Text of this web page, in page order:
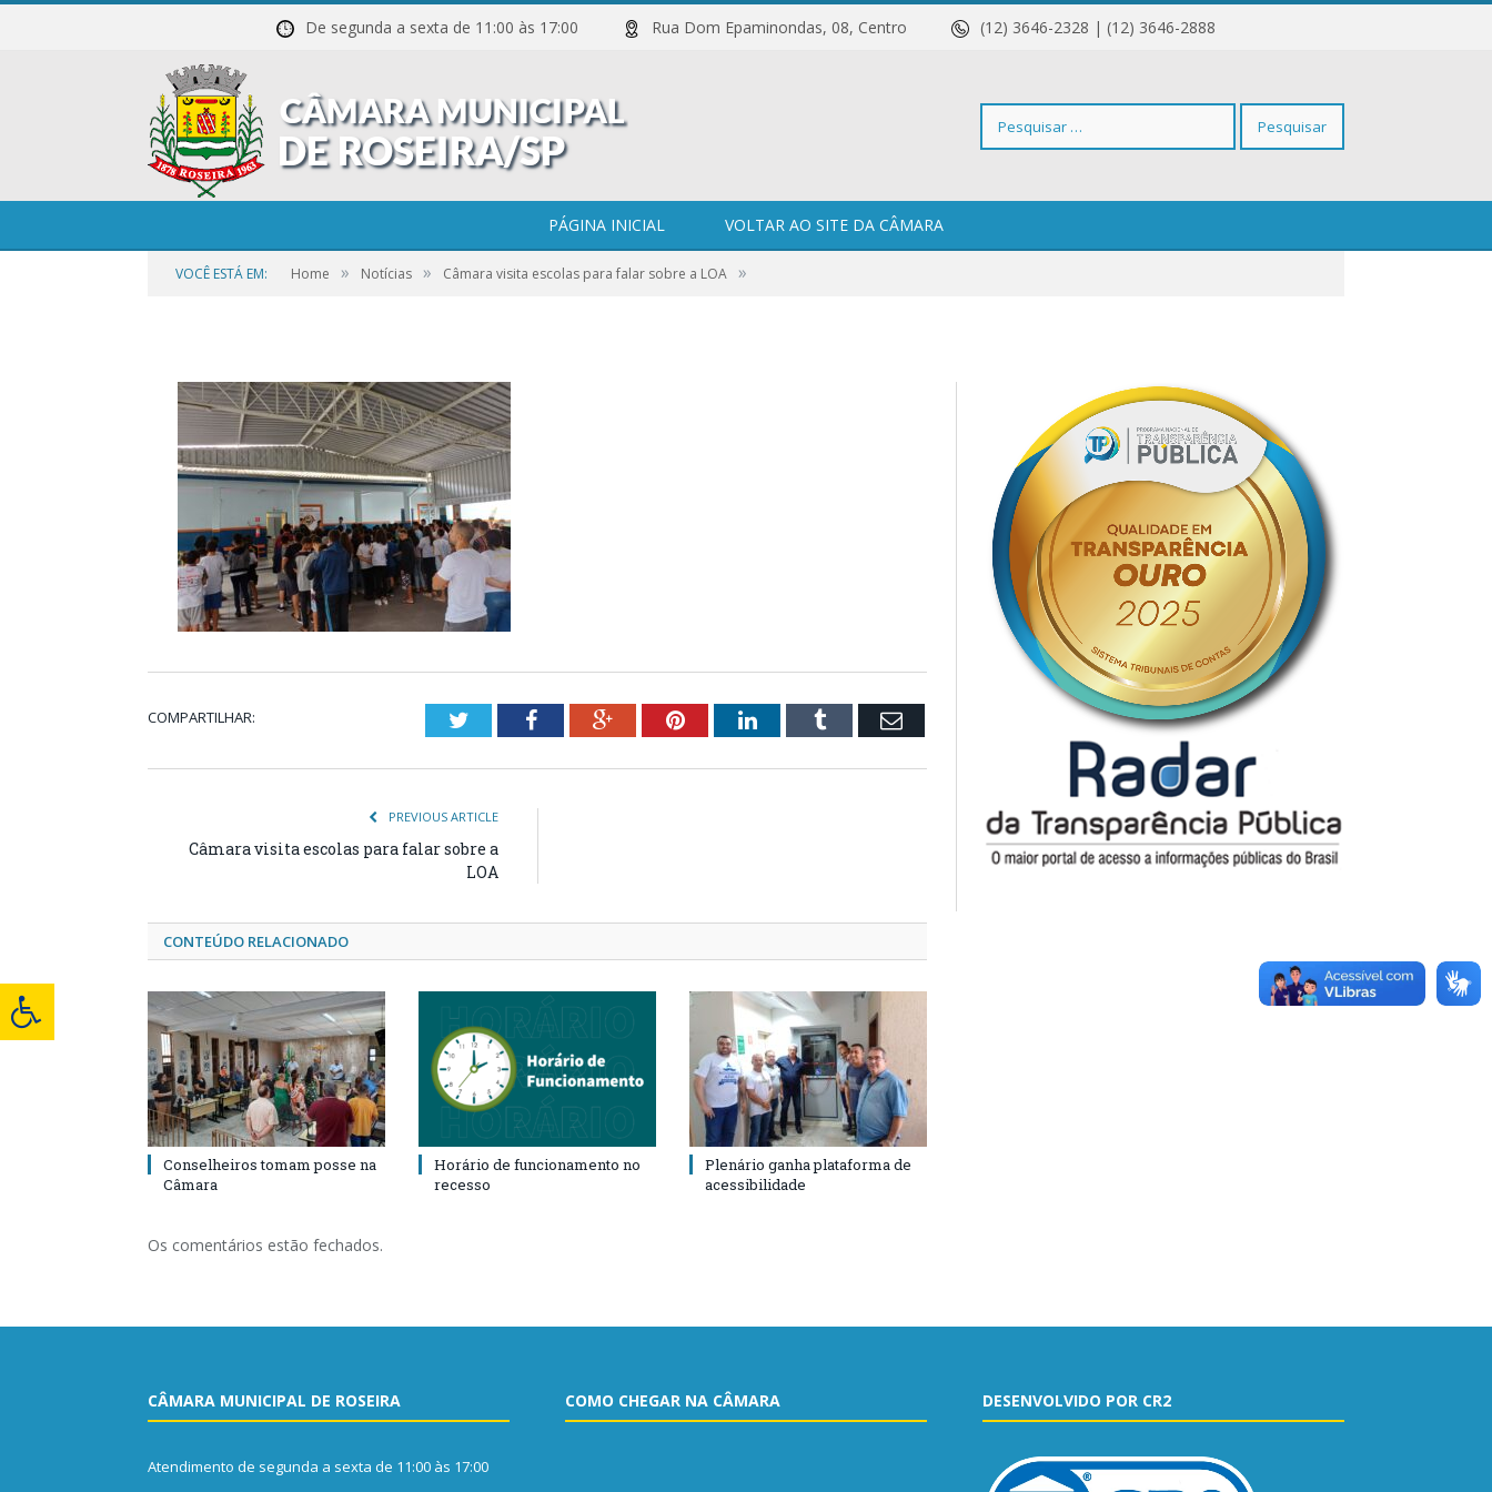
De segunda a sexta de 11:00 às 17:00 Rua Dom Epaminondas, 08, Centro (12) 3646-2328 | (12) 3646-2888
Pesquisar
PÁGINA INICIAL VOLTAR AO SITE DA CÂMARA
VOCÊ ESTÁ EM: Home » Notícias » Câmara visita escolas para falar sobre a LOA »
COMPARTILHAR: TwitterFacebookGoogle+PinterestLinkedInTumblr Email
PREVIOUS ARTICLE
Câmara visita escolas para falar sobre a
LOA
CONTEÚDO RELACIONADO
Conselheiros tomam posse na
Câmara
Horário de funcionamento no
recesso
Plenário ganha plataforma de
acessibilidade
Os comentários estão fechados.
CÂMARA MUNICIPAL DE ROSEIRA
Atendimento de segunda a sexta de 11:00 às 17:00
COMO CHEGAR NA CÂMARA DESENVOLVIDO POR CR2